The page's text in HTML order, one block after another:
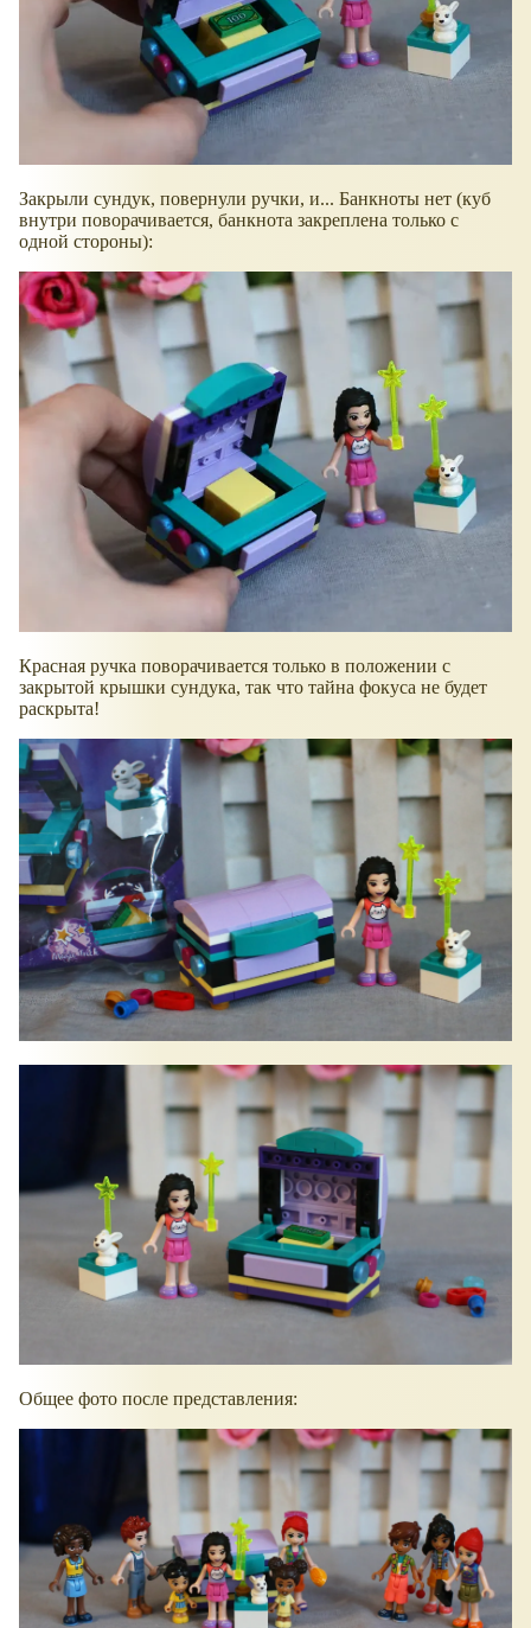
Закрыли сундук, повернули ручки, и... Банкноты нет (куб
внутри поворачивается, банкнота закреплена только с
одной стороны):
Красная ручка поворачивается только в положении с
закрытой крышки сундука, так что тайна фокуса не будет
раскрыта!
Общее фото после представления: